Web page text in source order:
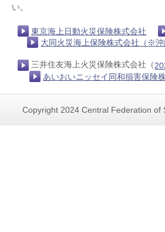
い。
東京海上日動火災保険株式会社
大同火災海上保険株式会社（※沖
三井住友海上火災保険株式会社（
あいおいニッセイ同和損害保険
Copyright 2024 Central Federation of